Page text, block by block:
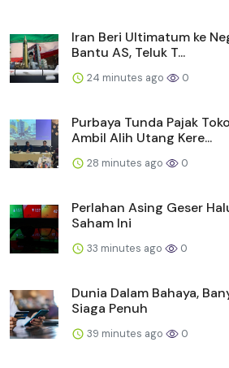
Iran Beri Ultimatum ke
Bantu AS, Teluk T...
24 minutes ago 0
Purbaya Tunda Pajak
Ambil Alih Utang Kere...
28 minutes ago 0
Perlahan Asing Geser
Saham Ini
33 minutes ago 0
Dunia Dalam Bahaya,
Siaga Penuh
39 minutes ago 0